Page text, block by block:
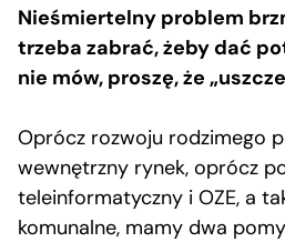
Nieśmiertelny problem
trzeba zabrać, żeby dać
nie mów, proszę, że
Oprócz rozwoju rodzimego
wewnętrzny rynek, oprócz
teleinformatyczny i OZE, a
komunalne, mamy dwa